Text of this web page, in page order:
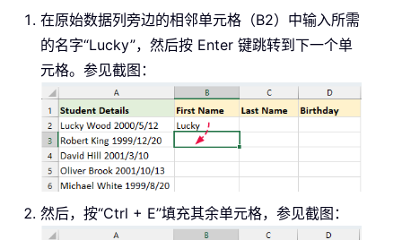
在原始数据列旁边的相邻单元格（B2）中输入所需
的名字“Lucky”，然后按 Enter 键跳转到下一个单
元格。参见截图：
然后，按“Ctrl + E”填充其余单元格，参见截图：